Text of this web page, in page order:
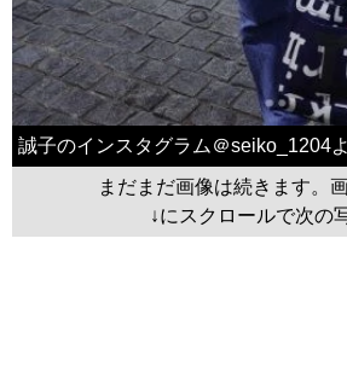
誠子のインスタグラム＠seiko_1204
まだまだ画像は続きます。
↓にスクロールで次の